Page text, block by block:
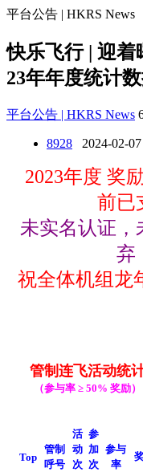
平台公告 | HKRS News
快乐飞行 | 迎着
23年年度统计
平台公告 | HKRS News
8928 2024-02-
2023年度 奖
前已
未实名认证，
弃
祝全体机组龙
管制 连飞活动统
（参与率≥ 50% 奖励）
Top
管制
呼号
活
动
次
参
加
次
参与
率